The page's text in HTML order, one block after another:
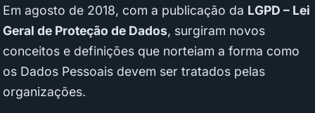
Em agosto de 2018, com a publicação da LGPD – Lei
Geral de Proteção de Dados, surgiram novos
conceitos e definições que norteiam a forma como
os Dados Pessoais devem ser tratados pelas
organizações.